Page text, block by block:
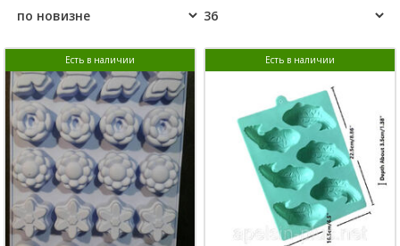
Есть в наличии Есть в наличии